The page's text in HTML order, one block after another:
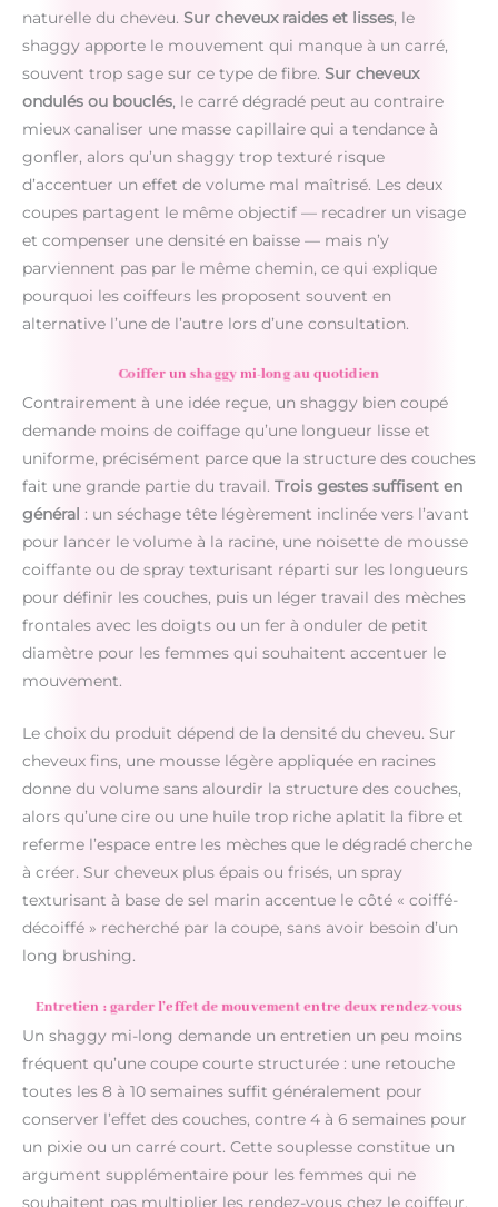
naturelle du cheveu. Sur cheveux raides et lisses, le
shaggy apporte le mouvement qui manque à un carré,
souvent trop sage sur ce type de fibre. Sur cheveux
ondulés ou bouclés, le carré dégradé peut au contraire
mieux canaliser une masse capillaire qui a tendance à
gonfler, alors qu’un shaggy trop texturé risque
d’accentuer un effet de volume mal maîtrisé. Les deux
coupes partagent le même objectif — recadrer un visage
et compenser une densité en baisse — mais n’y
parviennent pas par le même chemin, ce qui explique
pourquoi les coiffeurs les proposent souvent en
alternative l’une de l’autre lors d’une consultation.
Coiffer un shaggy mi-long au quotidien
Contrairement à une idée reçue, un shaggy bien coupé
demande moins de coiffage qu’une longueur lisse et
uniforme, précisément parce que la structure des couches
fait une grande partie du travail. Trois gestes suffisent en
général : un séchage tête légèrement inclinée vers l’avant
pour lancer le volume à la racine, une noisette de mousse
coiffante ou de spray texturisant réparti sur les longueurs
pour définir les couches, puis un léger travail des mèches
frontales avec les doigts ou un fer à onduler de petit
diamètre pour les femmes qui souhaitent accentuer le
mouvement.
Le choix du produit dépend de la densité du cheveu. Sur
cheveux fins, une mousse légère appliquée en racines
donne du volume sans alourdir la structure des couches,
alors qu’une cire ou une huile trop riche aplatit la fibre et
referme l’espace entre les mèches que le dégradé cherche
à créer. Sur cheveux plus épais ou frisés, un spray
texturisant à base de sel marin accentue le côté « coiffé-
décoiffé » recherché par la coupe, sans avoir besoin d’un
long brushing.
Entretien : garder l’effet de mouvement entre deux rendez-vous
Un shaggy mi-long demande un entretien un peu moins
fréquent qu’une coupe courte structurée : une retouche
toutes les 8 à 10 semaines suffit généralement pour
conserver l’effet des couches, contre 4 à 6 semaines pour
un pixie ou un carré court. Cette souplesse constitue un
argument supplémentaire pour les femmes qui ne
souhaitent pas multiplier les rendez-vous chez le coiffeur.